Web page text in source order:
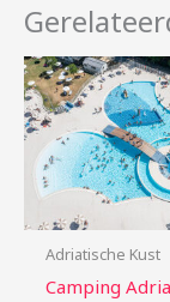
Adriatische Kust
Camping